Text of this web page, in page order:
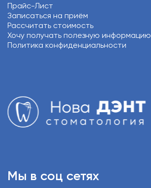
Прайс-Лист
Записаться на приём
Рассчитать стоимость
Хочу получать полезную информацию
Политика конфиденциальности
Мы в соц сетях